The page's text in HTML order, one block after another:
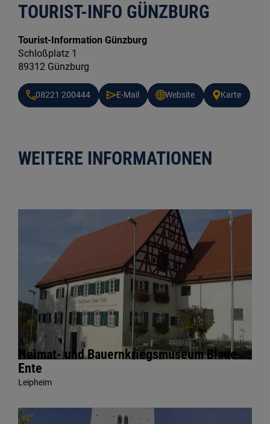
TOURIST-INFO GÜNZBURG
Tourist-Information Günzburg
Schloßplatz 1
89312 Günzburg
08221 200444 E-Mail Website Karte
WEITERE INFORMATIONEN
Heimat- und Bauernkriegsmuseum Blaue
Ente
Leipheim